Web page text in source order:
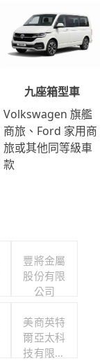
九座箱型車
Volkswagen 旗艦
商旅、Ford 家用商
旅或其他同等級車
款
豐將金屬
股份有限
公司
美商英特
爾亞太科
技有限公